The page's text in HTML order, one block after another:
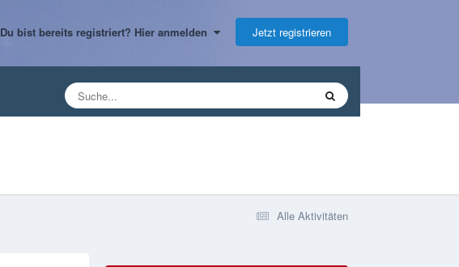
Du bist bereits registriert? Hier anmelden Jetzt registrieren
Alle Aktivitäten